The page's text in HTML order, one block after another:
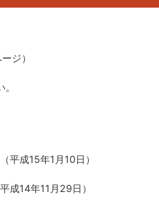
ジ）
（平成15年1月10日）
平成14年11月29日）